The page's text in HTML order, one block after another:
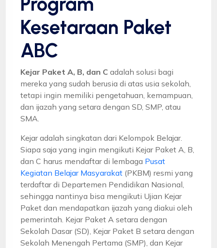
Kesetaraan Paket
ABC
Kejar Paket A, B, dan C adalah solusi bagi
mereka yang sudah berusia di atas usia sekolah,
tetapi ingin memiliki pengetahuan, kemampuan,
dan ijazah yang setara dengan SD, SMP, atau
SMA.
Kejar adalah singkatan dari Kelompok Belajar.
Siapa saja yang ingin mengikuti Kejar Paket A, B,
dan C harus mendaftar di lembaga Pusat
Kegiatan Belajar Masyarakat (PKBM) resmi yang
terdaftar di Departemen Pendidikan Nasional,
sehingga nantinya bisa mengikuti Ujian Kejar
Paket dan mendapatkan ijazah yang diakui oleh
pemerintah. Kejar Paket A setara dengan
Sekolah Dasar (SD), Kejar Paket B setara dengan
Sekolah Menengah Pertama (SMP), dan Kejar